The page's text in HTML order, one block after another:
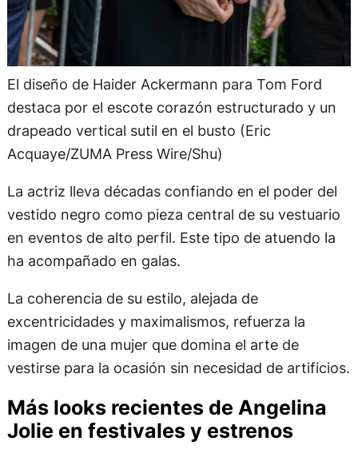
El diseño de Haider Ackermann para Tom Ford
destaca por el escote corazón estructurado y un
drapeado vertical sutil en el busto (Eric
Acquaye/ZUMA Press Wire/Shu)
La actriz lleva décadas confiando en el poder del
vestido negro como pieza central de su vestuario
en eventos de alto perfil. Este tipo de atuendo la
ha acompañado en galas.
La coherencia de su estilo, alejada de
excentricidades y maximalismos, refuerza la
imagen de una mujer que domina el arte de
vestirse para la ocasión sin necesidad de artificios.
Más looks recientes de Angelina
Jolie en festivales y estrenos